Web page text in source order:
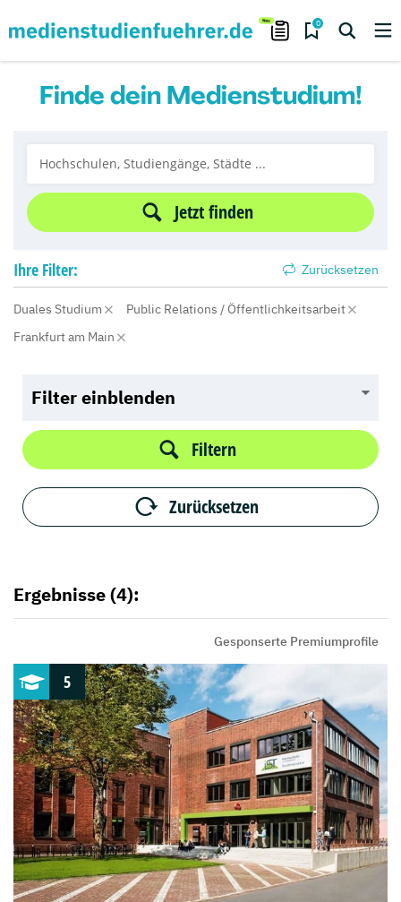
0
Finde dein Medienstudium!
Jetzt finden
Ihre Filter: Zurücksetzen
Duales Studium
Public Relations / Öffentlichkeitsarbeit
Frankfurt am Main
Filter einblenden
Filtern
Zurücksetzen
Ergebnisse (4):
Gesponserte Premiumprofile
5